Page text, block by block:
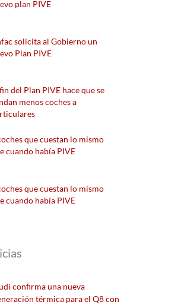
plan PIVE
solicita al Gobierno un
Plan PIVE
del Plan PIVE hace que se
menos coches a
que cuestan lo mismo
cuando había PIVE
que cuestan lo mismo
cuando había PIVE
confirma una nueva
térmica para el Q8 con